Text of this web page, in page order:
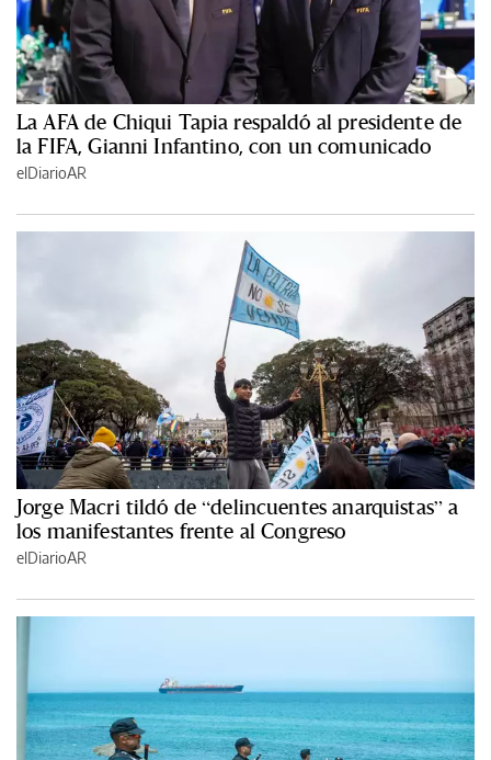
La AFA de Chiqui Tapia respaldó al presidente de
la FIFA, Gianni Infantino, con un comunicado
elDiarioAR
Jorge Macri tildó de “delincuentes anarquistas” a
los manifestantes frente al Congreso
elDiarioAR